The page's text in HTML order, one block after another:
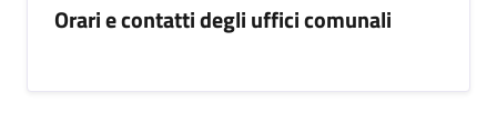
Orari e contatti degli uffici comunali